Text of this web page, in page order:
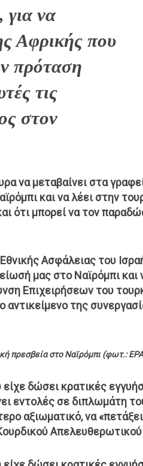
να
Αφρικής που
πρόταση
τις
στον
να μεταβαίνει στα
και να λέει στην
ότι μπορεί να τον
Ασφάλειας του
μας στο Ναϊρόμπι και
Επιχειρήσεων του
αντικείμενο της
πρεσβεία στο Ναϊρόμπι (φωτ.:
δώσει κρατικές
εντολές σε διπλωμάτη
αξιωματικό, να